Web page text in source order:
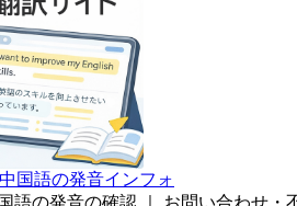
中国語の発音インフォ
語の発音の確認 お問い合わせ・